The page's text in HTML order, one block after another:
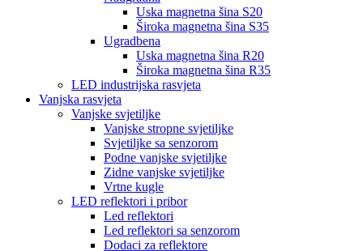
Uska magnetna šina S20
Široka magnetna šina S35
Ugradbena
Uska magnetna šina R20
Široka magnetna šina R35
LED industrijska rasvjeta
Vanjska rasvjeta
Vanjske svjetiljke
Vanjske stropne svjetiljke
Svjetiljke sa senzorom
Podne vanjske svjetiljke
Zidne vanjske svjetiljke
Vrtne kugle
LED reflektori i pribor
Led reflektori
Led reflektori sa senzorom
Dodaci za reflektore